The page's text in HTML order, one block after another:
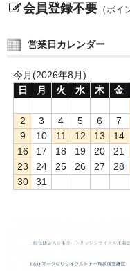
会員登録不要 （ポイ
営業日カレンダー
今月(2026年8月)
日
月 火 水 木 金
2
3 4 5 6 7
9
10 11 12 13 14
16
17 18 19 20 21
23
24 25 26 27 28
30
31